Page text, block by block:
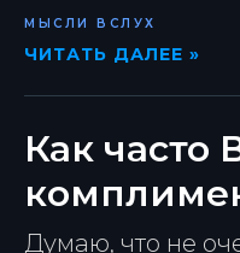
МЫСЛИ ВСЛУХ
ЧИТАТЬ ДАЛЕЕ »
Как часто
Думаю, что не